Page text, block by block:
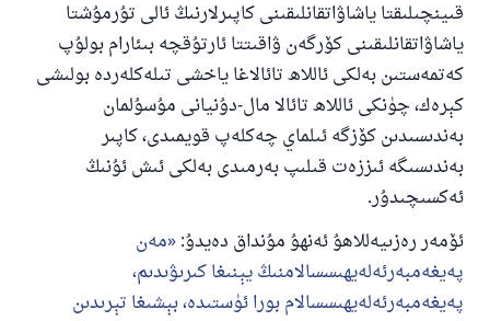
قىينچىلىقتا ياشاۋاتقانلىقىنى كاپىرلارنىڭ ئالى تۇرمۇشتا
ياشاۋاتقانلىقىنى كۆرگەن ۋاقىتتا ئارتۇقچە بىئارام بولۇپ
كەتمەستىن بەلكى ئاللاھ تائالاغا ياخشى تىلەكلەردە بولىشى
كېرەك، چۈنكى ئاللاھ تائالا مال-دۇنيانى مۇسۇلمان
بەندىسىدىن كۆزگە ئىلماي چەكلەپ قويمىدى، كاپىر
بەندىسىگە ئىززەت قىلىپ بەرمىدى بەلكى ئىش ئۇنىڭ
ئەكسىچىدۇر.
ئۆمەر رەزىيەللاھۇ ئەنھۇ مۇنداق دەيدۇ: مەن
پەيغەمبەرئەلەيھىسسالامنىڭ يېنىغا كىرىۋىدىم،
پەيغەمبەرئەلەيھىسسالام بورا ئۈستىدە، بېشىغا تېرىدىن
ئىئائە